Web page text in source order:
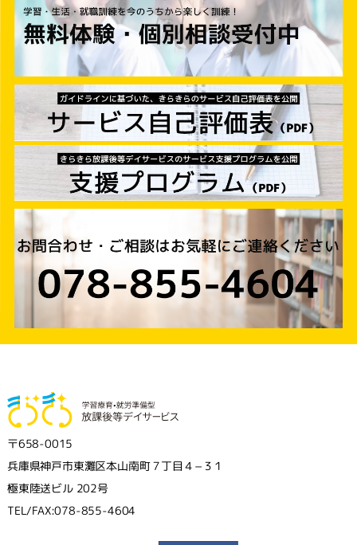
〒658-0015
兵庫県神戸市東灘区本山南町７丁目４−３１
極東陸送ビル 202号
TEL/FAX:078-855-4604